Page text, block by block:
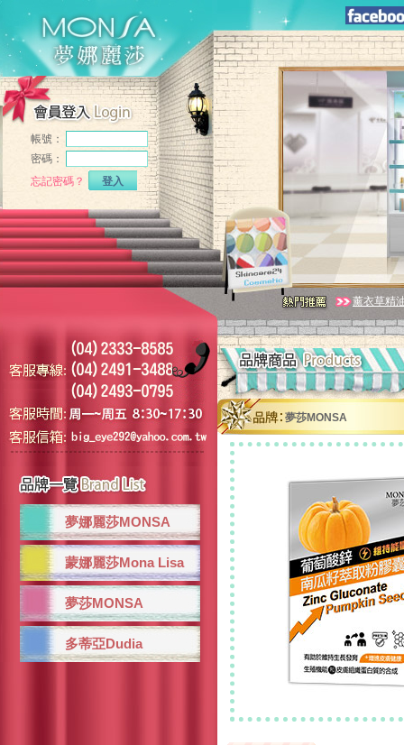
帳號：
密碼：
忘記密碼？
登入
薰衣草精
夢娜麗莎MONSA
蒙娜麗莎Mona Lisa
夢莎MONSA
多蒂亞Dudia
夢莎MONSA